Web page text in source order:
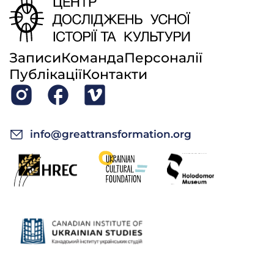
ЗаписиКомандаПерсоналії
ПублікаціїКонтакти
info@greattransformation.org